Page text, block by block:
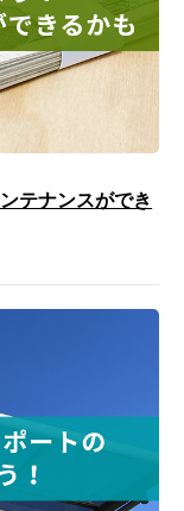
テナンスができ